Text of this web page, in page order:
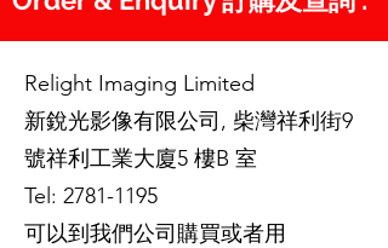
Relight Imaging Limited
新銳光影像有限公司, 柴灣祥利街9
號祥利工業大廈5 樓B 室
Tel: 2781-1195
可以到我們公司購買或者用